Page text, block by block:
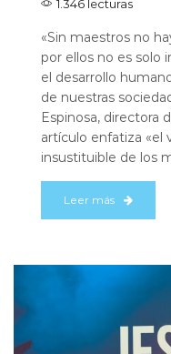
1.346 lecturas
«Sin maestros no
por ellos no es solo
el desarrollo
de nuestras
Espinosa, directora
artículo enfatiza «el
insustituible de los
Leer más